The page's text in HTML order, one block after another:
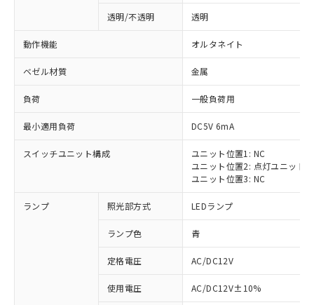
透明/不透明 透明
動作機能 オルタネイト
ベゼル材質 金属
負荷 一般負荷用
最小適用負荷 DC5V 6mA
スイッチユニット構成
ユニット位置1: NC
ユニット位置2: 点灯ユニット
ユニット位置3: NC
ランプ 照光部方式 LEDランプ
ランプ色 青
定格電圧 AC/DC12V
使用電圧 AC/DC12V±10%
※1 対応状況